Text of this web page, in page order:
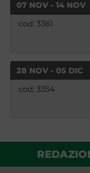
07 NOV - 14 NOV
cod: 3361
28 NOV - 05 DIC
cod: 3354